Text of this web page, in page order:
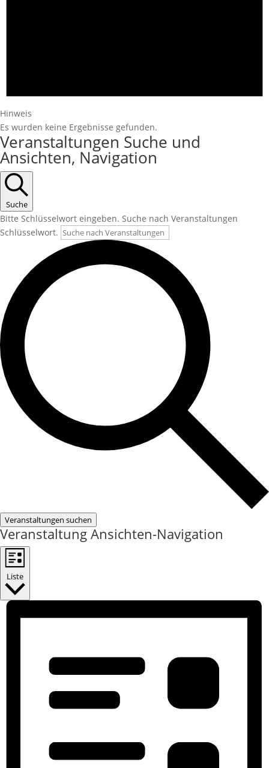
Hinweis
Es wurden keine Ergebnisse gefunden.
Veranstaltungen Suche und
Ansichten, Navigation
Suche
Bitte Schlüsselwort eingeben. Suche nach Veranstaltungen
Schlüsselwort.
Veranstaltungen suchen
Veranstaltung Ansichten-Navigation
Liste